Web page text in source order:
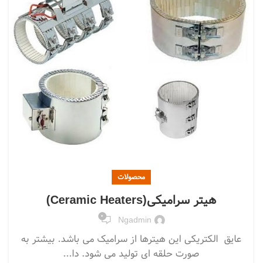
محصولات
هیتر سرامیکی(Ceramic Heaters)
Ngadmin
0
عایق الکتریکی این هیترها از سرامیک می باشد. بیشتر به
صورت حلقه ای تولید می شود. دا...